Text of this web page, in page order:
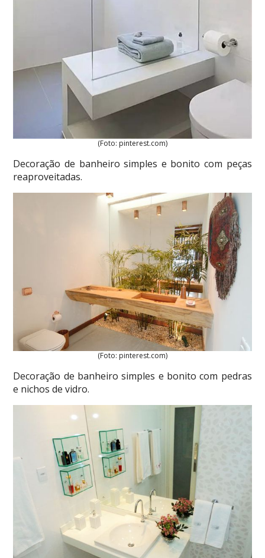
(Foto: pinterest.com)
Decoração de banheiro simples e bonito com peças
reaproveitadas.
(Foto: pinterest.com)
Decoração de banheiro simples e bonito com pedras
e nichos de vidro.